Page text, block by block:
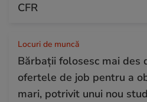
CFR
Locuri de muncă
Bărbații folosesc mai des
ofertele de job pentru a
mari, potrivit unui nou